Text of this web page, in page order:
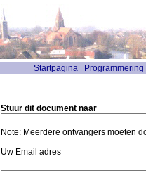
Startpagina Programmering
Stuur dit document naar
Note: Meerdere ontvangers moeten
Uw Email adres